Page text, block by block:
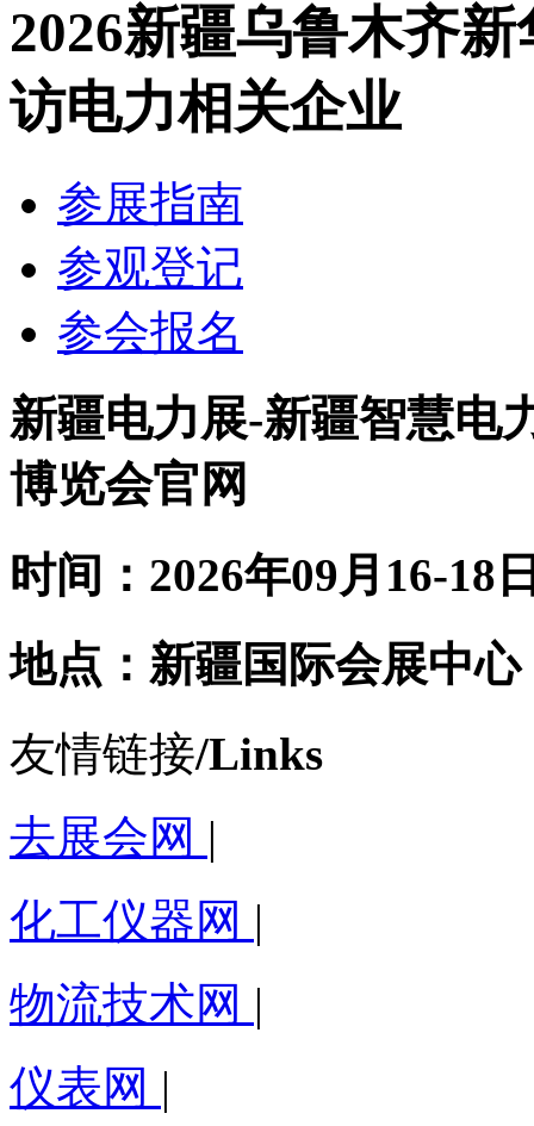
2026新疆乌鲁木齐
访电力相关企业
参展指南
参观登记
参会报名
新疆电力展-新疆智慧电
博览会官网
时间：2026年09月16-18
地点：新疆国际会展中心
友情链接/Links
去展会网 |
化工仪器网 |
物流技术网 |
仪表网 |